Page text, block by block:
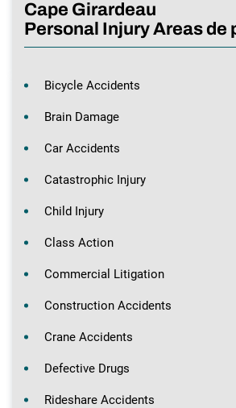
Cape Girardeau
Personal Injury Areas de
Bicycle Accidents
Brain Damage
Car Accidents
Catastrophic Injury
Child Injury
Class Action
Commercial Litigation
Construction Accidents
Crane Accidents
Defective Drugs
Rideshare Accidents